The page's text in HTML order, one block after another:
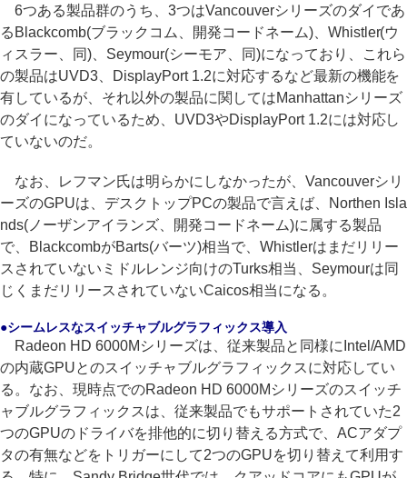
6つある製品群のうち、3つはVancouverシリーズのダイであ
るBlackcomb(ブラックコム、開発コードネーム)、Whistler(ウ
ィスラー、同)、Seymour(シーモア、同)になっており、これら
の製品はUVD3、DisplayPort 1.2に対応するなど最新の機能を
有しているが、それ以外の製品に関してはManhattanシリーズ
のダイになっているため、UVD3やDisplayPort 1.2には対応し
ていないのだ。
なお、レフマン氏は明らかにしなかったが、Vancouverシリ
ーズのGPUは、デスクトップPCの製品で言えば、Northen Isla
nds(ノーザンアイランズ、開発コードネーム)に属する製品
で、BlackcombがBarts(バーツ)相当で、Whistlerはまだリリー
スされていないミドルレンジ向けのTurks相当、Seymourは同
じくまだリリースされていないCaicos相当になる。
●シームレスなスイッチャブルグラフィックス導入
Radeon HD 6000Mシリーズは、従来製品と同様にIntel/AMD
の内蔵GPUとのスイッチャブルグラフィックスに対応してい
る。なお、現時点でのRadeon HD 6000Mシリーズのスイッチ
ャブルグラフィックスは、従来製品でもサポートされていた2
つのGPUのドライバを排他的に切り替える方式で、ACアダプ
タの有無などをトリガーにして2つのGPUを切り替えて利用す